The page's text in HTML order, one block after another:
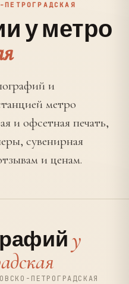
у метро
и
метро
и офсетная печать,
сувенирная
и ценам.
у
ПЕТРОГРАДСКАЯ